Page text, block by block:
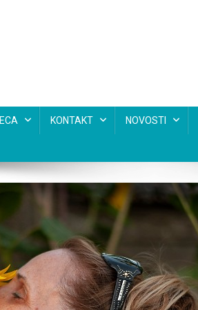
KONTAKT NOVOSTI